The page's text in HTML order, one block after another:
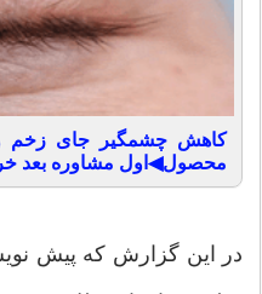
محصول◀اول مشاوره بعد
در این گزارش که پیش